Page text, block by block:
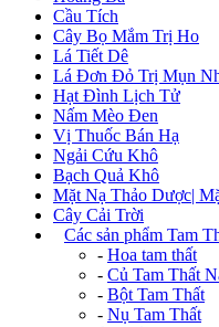
Cầu Tích
Cây Bọ Mắm Trị Ho
Lá Tiết Dê
Lá Đơn Đỏ Trị Mụn
Hạt Đình Lịch Tử
Nấm Mèo Đen
Vị Thuốc Bán Hạ
Ngải Cứu Khô
Bạch Quả Khô
Mặt Nạ Thảo Dược|
Cây Cải Trời
Các sản phẩm Tam
- Hoa tam thất
- Củ Tam Thất
- Bột Tam Thất
- Nụ Tam Thất